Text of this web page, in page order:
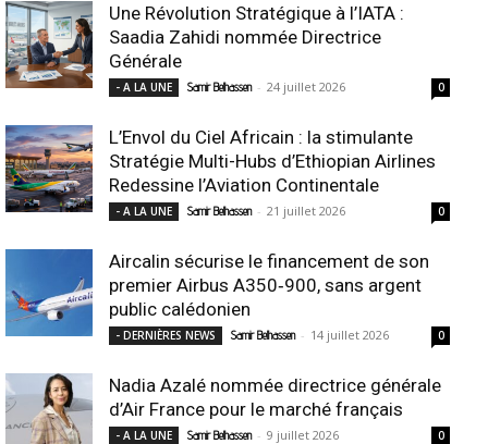
Une Révolution Stratégique à l’IATA :
Saadia Zahidi nommée Directrice
Générale
- A LA UNE Samir Belhassen - 24 juillet 2026 0
L’Envol du Ciel Africain : la stimulante
Stratégie Multi-Hubs d’Ethiopian Airlines
Redessine l’Aviation Continentale
- A LA UNE Samir Belhassen - 21 juillet 2026 0
Aircalin sécurise le financement de son
premier Airbus A350‑900, sans argent
public calédonien
- DERNIÈRES NEWS Samir Belhassen - 14 juillet 2026 0
Nadia Azalé nommée directrice générale
d’Air France pour le marché français
- A LA UNE Samir Belhassen - 9 juillet 2026 0